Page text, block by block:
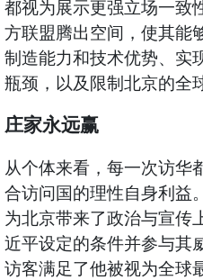
都视为展示更强立场一致
方联盟腾出空间，使其能
制造能力和技术优势、实
瓶颈，以及限制北京的全
庄家永远赢
从个体来看，每一次访华
合访问国的理性自身利益
为北京带来了政治与宣传
近平设定的条件并参与其
访客满足了他被视为全球